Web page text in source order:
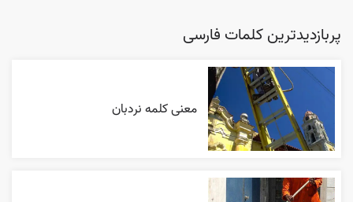
پربازدیدترین کلمات فارسی
معنی کلمه نردبان